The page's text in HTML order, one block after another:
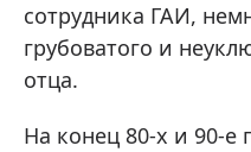
сотрудника ГАИ,
грубоватого и
отца.
На конец 80-х и 90-е